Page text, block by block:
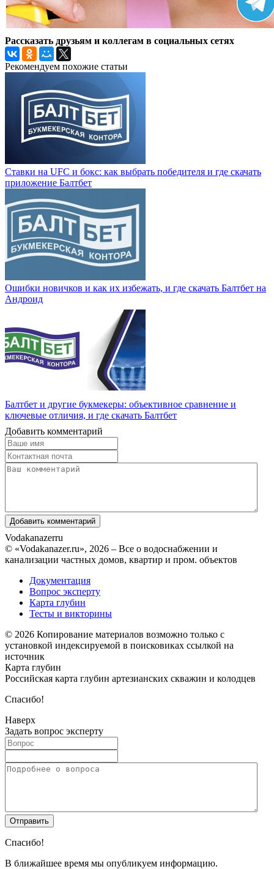
Рассказать друзьям и коллегам в социальных сетях
Рекомендуем похожие статьи
Ставки на UFC и бокс: как выбрать победителя и где скачать
приложение Балтбет
Ошибки новичков и как их избежать, и где скачать Балтбет на
Андроид
Балтбет и другие букмекеры: объективное сравнение и
ключевые отличия, и где скачать Балтбет
Добавить комментарий
Vodakanazerru
© «Vodakanazer.ru», 2026 – Все о водоснабжении и
канализации частных домов, квартир и пром. объектов
Документация
Вопрос эксперту
Карта глубин
Тесты и викторины
© 2026 Копирование материалов возможно только с
установкой индексируемой в поисковиках ссылкой на
источник
Карта глубин
Российская карта глубин артезианских скважин и колодцев
Спасибо!
Наверх
Задать вопрос эксперту
Спасибо!
В ближайшее время мы опубликуем информацию.